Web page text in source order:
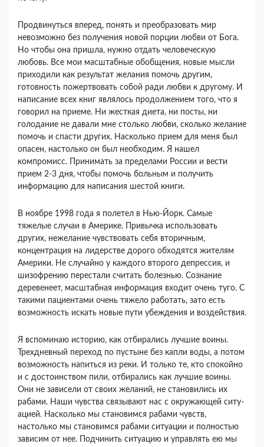
Продвинуться вперед, понять и преобразовать мир
невозможно без получения новой порции любви от Бога.
Но чтобы она пришла, нужно от­дать человеческую
любовь. Все мои масштабные обобщения, новые мысли
приходили как резуль­тат желания помочь другим,
готовность пожертво­вать собой ради любви к другому. И
написание всех книг являлось продолжением того, что я
го­ворил на приеме. Ни жесткая диета, ни посты, ни
голодание не давали мне столько любви, сколько желание
помочь и спасти других. Насколько при­ем для меня был
опасен, настолько он был необхо­дим. Я нашел
компромисс. Принимать за предела­ми России и вести
прием 2-3 дня, чтобы помочь больным и получить
информацию для написания шестой книги.
В ноябре 1998 года я полетел в Нью-Йорк. Са­мые
тяжелые случаи в Америке. Привычка испо­льзовать
других, нежелание чувствовать себя вто­ричным,
концентрация на лидерстве дорого обхо­дятся жителям
Америки. Не случайно у каждого второго депрессия, и
шизофрению перестали счи­тать болезнью. Сознание
деревенеет, масштабная информация входит очень туго. С
такими пациен­тами очень тяжело работать, зато есть
возмож­ность искать новые пути убеждения и воздей­ствия.
Я вспоминаю историю, как отбирались лучшие воины.
Трехдневный переход по пустыне без кап­ли воды, а потом
возможность напиться из реки. И только те, кто спокойно
и с достоинством пили, отбирались как лучшие воины.
Они не зависели от своих желаний, не становились их
рабами. Наши чувства связывают нас с окружающей ситу­
ацией. Насколько мы становимся рабами чувств,
настолько мы становимся рабами ситуации и пол­ностью
зависим от нее. Подчинить ситуацию и управлять ею мы